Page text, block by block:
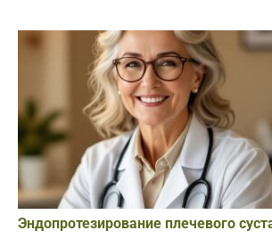
Эндопротезирование плечевого